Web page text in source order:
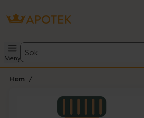
Meny
Sök
Hem
Lista: . Innehåller 1 objekt.